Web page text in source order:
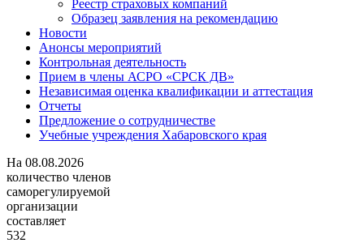
Реестр страховых компаний
Образец заявления на рекомендацию
Новости
Анонсы мероприятий
Контрольная деятельность
Прием в члены АСРО «СРСК ДВ»
Независимая оценка квалификации и аттестация
Отчеты
Предложение о сотрудничестве
Учебные учреждения Хабаровского края
На 08.08.2026
количество членов
саморегулируемой
организации
составляет
532